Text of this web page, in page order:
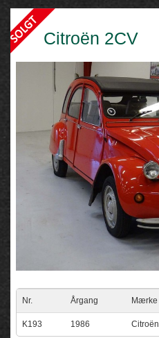
Citroën 2CV
Nr. Årgang Mærke
K193 1986 Citroën